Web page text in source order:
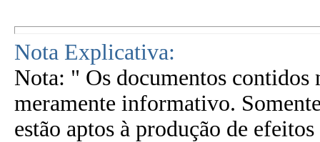
Nota Explicativa:
Nota: " Os documentos contidos
meramente informativo.
estão aptos à produção de